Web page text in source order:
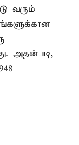
வரும்
அதன்படி,